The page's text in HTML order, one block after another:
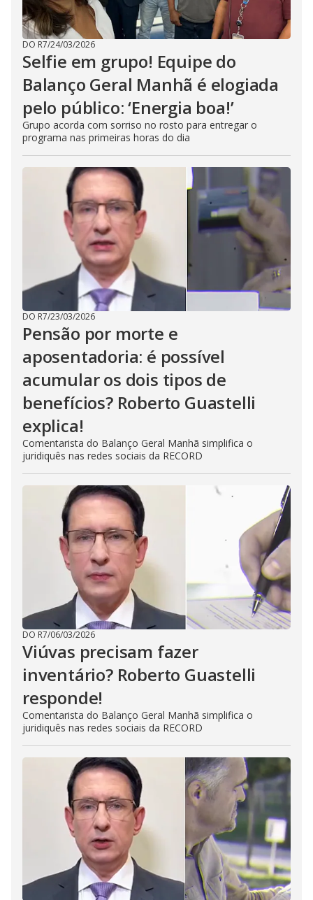
DO R7/24/03/2026
Selfie em grupo! Equipe do
Balanço Geral Manhã é elogiada
pelo público: ‘Energia boa!’
Grupo acorda com sorriso no rosto para entregar o
programa nas primeiras horas do dia
DO R7/23/03/2026
Pensão por morte e
aposentadoria: é possível
acumular os dois tipos de
benefícios? Roberto Guastelli
explica!
Comentarista do Balanço Geral Manhã simplifica o
juridiquês nas redes sociais da RECORD
DO R7/06/03/2026
Viúvas precisam fazer
inventário? Roberto Guastelli
responde!
Comentarista do Balanço Geral Manhã simplifica o
juridiquês nas redes sociais da RECORD